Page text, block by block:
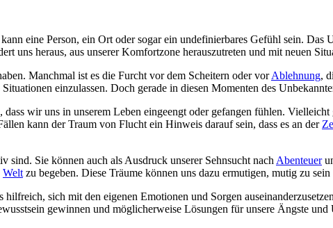
eine Person, ein Ort oder sogar ein undefinierbares Gefühl sein. Das
uns heraus, aus unserer Komfortzone herauszutreten und mit neuen
Manchmal ist es die Furcht vor dem Scheitern oder vorAblehnung,
einzulassen. Doch gerade in diesen Momenten des
wir uns in unserem Leben eingeengt oder gefangen fühlen.
kann der Traum von Flucht ein Hinweis darauf sein, dass es an der
sind. Sie können auch als Ausdruck unserer Sehnsucht nach Abenteuer
Welt zu begeben. Diese Träume können uns dazu ermutigen, mutig zu
sich mit den eigenen Emotionen und Sorgen
gewinnen und möglicherweise Lösungen für unsere Ängste und